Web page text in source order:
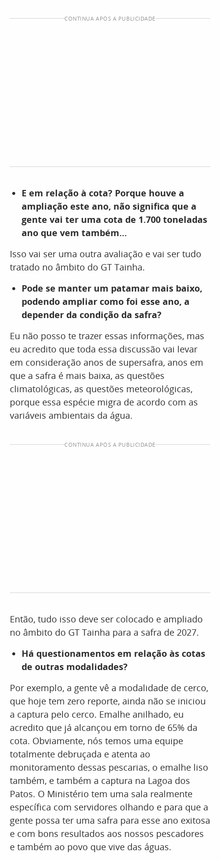
CONTINUA APÓS A PUBLICIDADE
E em relação à cota? Porque houve a
ampliação este ano, não significa que a
gente vai ter uma cota de 1.700 toneladas
ano que vem também…
Isso vai ser uma outra avaliação e vai ser tudo
tratado no âmbito do GT Tainha.
Pode se manter um patamar mais baixo,
podendo ampliar como foi esse ano, a
depender da condição da safra?
Eu não posso te trazer essas informações, mas
eu acredito que toda essa discussão vai levar
em consideração anos de supersafra, anos em
que a safra é mais baixa, as questões
climatológicas, as questões meteorológicas,
porque essa espécie migra de acordo com as
variáveis ambientais da água.
CONTINUA APÓS A PUBLICIDADE
Então, tudo isso deve ser colocado e ampliado
no âmbito do GT Tainha para a safra de 2027.
Há questionamentos em relação às cotas
de outras modalidades?
Por exemplo, a gente vê a modalidade de cerco,
que hoje tem zero reporte, ainda não se iniciou
a captura pelo cerco. Emalhe anilhado, eu
acredito que já alcançou em torno de 65% da
cota. Obviamente, nós temos uma equipe
totalmente debruçada e atenta ao
monitoramento dessas pescarias, o emalhe liso
também, e também a captura na Lagoa dos
Patos. O Ministério tem uma sala realmente
específica com servidores olhando e para que a
gente possa ter uma safra para esse ano exitosa
e com bons resultados aos nossos pescadores
e também ao povo que vive das águas.